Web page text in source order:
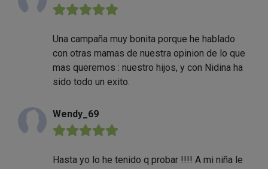
★★★★★
Una campaña muy bonita porque he hablado
con otras mamas de nuestra opinion de lo que
mas queremos : nuestro hijos, y con Nidina ha
sido todo un exito.
Wendy_69
★★★★★
Hasta yo lo he tenido q probar !!!! A mi niña le